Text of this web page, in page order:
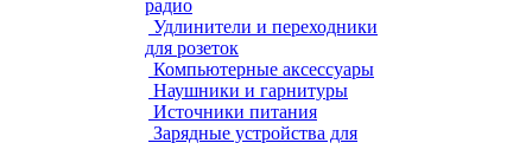
радио
Удлинители и переходники
для розеток
Компьютерные аксессуары
Наушники и гарнитуры
Источники питания
Зарядные устройства для